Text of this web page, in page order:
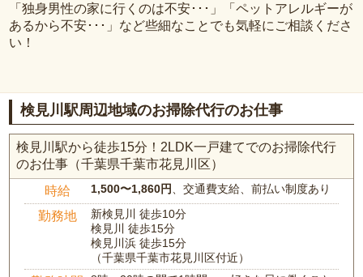
「独身男性の家に行くのは不安･･･」「ペットアレルギーが
あるから不安･･･」など些細なことでも気軽にご相談くださ
い！
検見川駅周辺地域のお掃除代行のお仕事
検見川駅から徒歩15分！2LDK一戸建てでのお掃除代行
のお仕事（千葉県千葉市花見川区）
時給 1,500〜1,860円、交通費支給、前払い制度あり
勤務地
新検見川 徒歩10分
検見川 徒歩15分
検見川浜 徒歩15分
（千葉県千葉市花見川区付近）